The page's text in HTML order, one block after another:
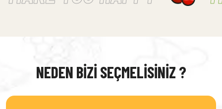
NEDEN BIZI SEÇMELISINIZ ?